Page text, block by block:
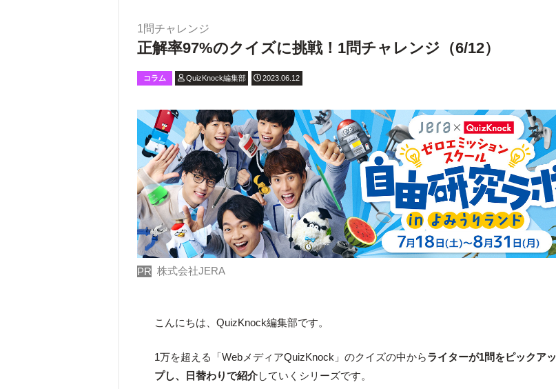
1問チャレンジ
正解率97%のクイズに挑戦！1問チャレンジ（6/12）
コラム QuizKnock編集部 2023.06.12
PR 株式会社JERA
こんにちは、QuizKnock編集部です。
1万を超える「WebメディアQuizKnock」のクイズの中からライターが1問をピックアッ
プし、日替わりで紹介していくシリーズです。